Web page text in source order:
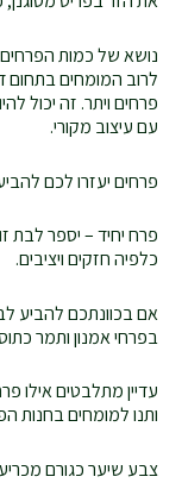
נושא של כמות
פרחים ויתר. זה יכול
עם עיצוב מקורי.
פרחים יעזרו לכם
פרח יחיד – יספר לבת
כלפיה חזקים ויציבים.
אם בכוונתכם להביע
בפרחי אמנון ותמר
עדיין מתלבטים אילו
ותנו למומחים בחנות
צבע שיער כגורם